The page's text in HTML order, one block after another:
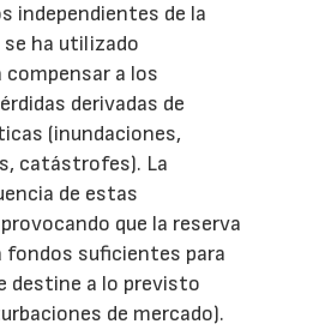
independientes de la
se ha utilizado
a los
derivadas de
(inundaciones,
catástrofes). La
de estas
que la reserva
fondos suficientes para
destine a lo previsto
de mercado).